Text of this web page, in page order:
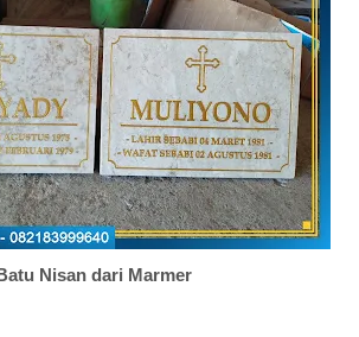
Nisan dari Marmer